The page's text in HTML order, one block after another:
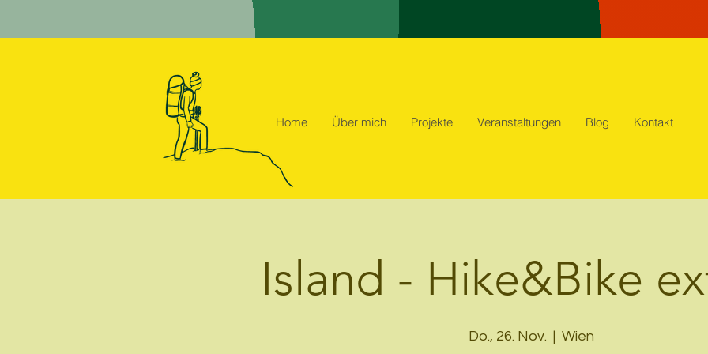
Island - Hike&Bike
Do., 26. Nov.
  |
Wien
Home Über mich Projekte Veranstaltungen Blog Kontakt